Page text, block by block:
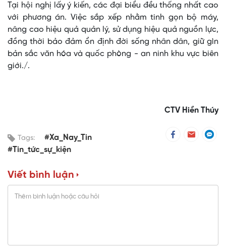
Tại hội nghị lấy ý kiến, các đại biểu đều thống nhất cao
với phương án. Việc sắp xếp nhằm tinh gọn bộ máy,
nâng cao hiệu quả quản lý, sử dụng hiệu quả nguồn lực,
đồng thời bảo đảm ổn định đời sống nhân dân, giữ gìn
bản sắc văn hóa và quốc phòng - an ninh khu vực biên
giới./.
CTV Hiền Thúy
Tags:
#Xa_Nay_Tin
#Tin_tức_sự_kiện
Viết bình luận